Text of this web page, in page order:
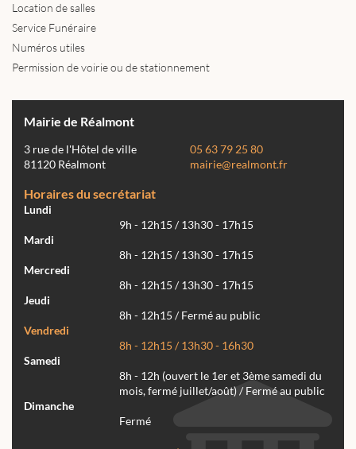
Location de salles
Service Funéraire
Numéros utiles
Permission de voirie ou de stationnement
Mairie de Réalmont
3 rue de l'Hôtel de ville
81120 Réalmont
05 63 79 25 80
mairie@realmont.fr
Horaires du secrétariat
Lundi
9h - 12h15 / 13h30 - 17h15
Mardi
8h - 12h15 / 13h30 - 17h15
Mercredi
8h - 12h15 / 13h30 - 17h15
Jeudi
8h - 12h15 / Fermé au public
Vendredi
8h - 12h15 / 13h30 - 16h30
Samedi
8h - 12h (ouvert le 1er et 3ème samedi du
mois, fermé juillet/août) / Fermé au public
Dimanche
Fermé